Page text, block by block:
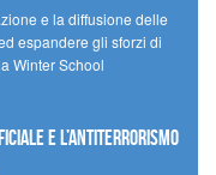
e la diffusione delle
espandere gli sforzi di
Winter School
e l’antiterrorismo